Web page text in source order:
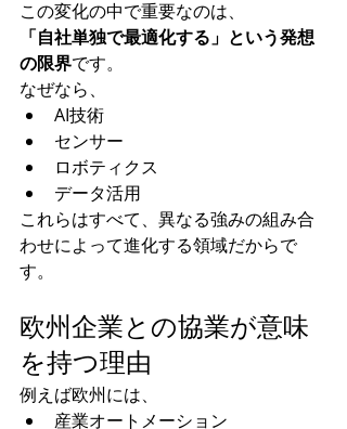
この変化の中で重要なのは、
「自社単独で最適化する」という発想
の限界です。
なぜなら、
AI技術
センサー
ロボティクス
データ活用
これらはすべて、異なる強みの組み合
わせによって進化する領域だからで
す。
欧州企業との協業が意味
を持つ理由
例えば欧州には、
産業オートメーション